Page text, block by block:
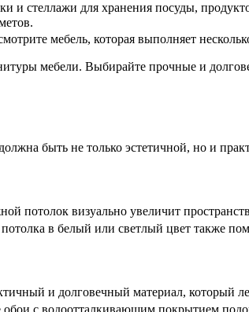
и стеллажи для хранения посуды,
мебель, которая выполняет
мебели. Выбирайте прочные и
быть не только эстетичной, но и
потолок визуально увеличит
в белый или светлый цвет также
и долговечный материал, который
с водоотталкивающим покрытием